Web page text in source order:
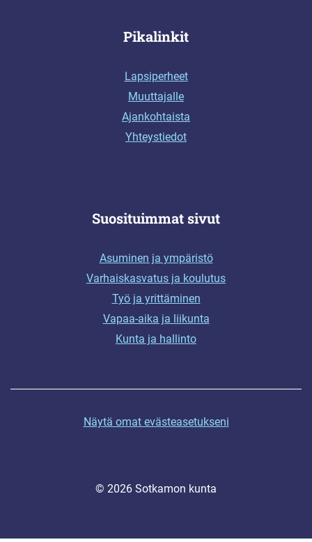
Pikalinkit
Lapsiperheet
Muuttajalle
Ajankohtaista
Yhteystiedot
Suosituimmat sivut
Asuminen ja ympäristö
Varhaiskasvatus ja koulutus
Työ ja yrittäminen
Vapaa-aika ja liikunta
Kunta ja hallinto
Näytä omat evästeasetukseni
© 2026 Sotkamon kunta